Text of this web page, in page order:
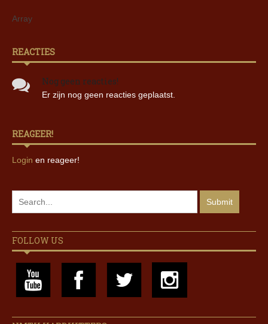
Array
REACTIES
Nog geen reacties!
Er zijn nog geen reacties geplaatst.
REAGEER!
Login en reageer!
FOLLOW US